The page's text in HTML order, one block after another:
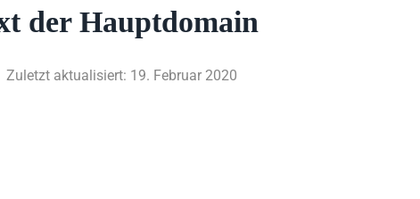
der Hauptdomain
Zuletzt aktualisiert: 19. Februar 2020